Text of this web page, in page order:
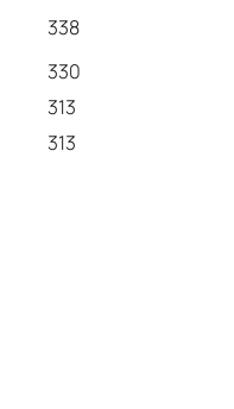
338
330
313
313